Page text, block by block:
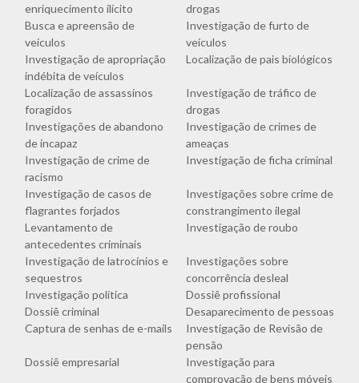
enriquecimento ilícito
drogas
Busca e apreensão de
veículos
Investigação de furto de
veículos
Investigação de apropriação
indébita de veículos
Localização de pais biológicos
Localização de assassinos
foragidos
Investigação de tráfico de
drogas
Investigações de abandono
de incapaz
Investigação de crimes de
ameaças
Investigação de crime de
racismo
Investigação de ficha criminal
Investigação de casos de
flagrantes forjados
Investigações sobre crime de
constrangimento ilegal
Levantamento de
antecedentes criminais
Investigação de roubo
Investigação de latrocínios e
sequestros
Investigações sobre
concorrência desleal
Investigação política
Dossiê profissional
Dossiê criminal
Desaparecimento de pessoas
Captura de senhas de e-mails
Investigação de Revisão de
pensão
Dossiê empresarial
Investigação para
comprovação de bens móveis